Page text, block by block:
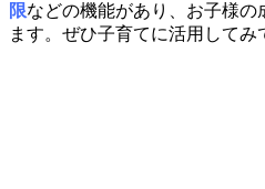
限などの機能があり、お子様
ます。ぜひ子育てに活用してみ